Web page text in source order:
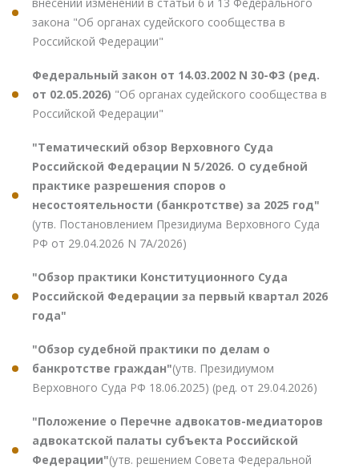
закона "Об органах судейского сообщества в
Российской Федерации"
Федеральный закон от 14.03.2002 N 30-ФЗ (ред.
от 02.05.2026) "Об органах судейского сообщества в
Российской Федерации"
"Тематический обзор Верховного Суда
Российской Федерации N 5/2026. О судебной
практике разрешения споров о
несостоятельности (банкротстве) за 2025 год"
(утв. Постановлением Президиума Верховного Суда
РФ от 29.04.2026 N 7А/2026)
"Обзор практики Конституционного Суда
Российской Федерации за первый квартал 2026
года"
"Обзор судебной практики по делам о
банкротстве граждан"(утв. Президиумом
Верховного Суда РФ 18.06.2025) (ред. от 29.04.2026)
"Положение о Перечне адвокатов-медиаторов
адвокатской палаты субъекта Российской
Федерации"(утв. решением Совета Федеральной